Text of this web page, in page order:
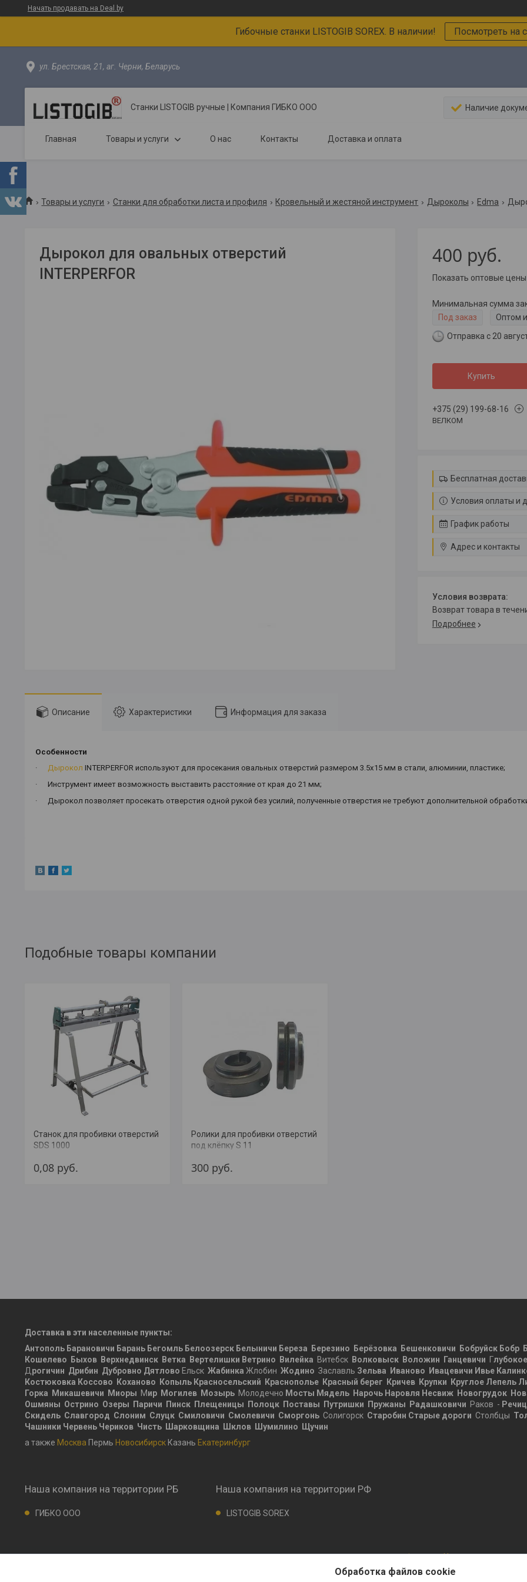
Начать продавать на Deal.by
Гибочные станки LISTOGIB SOREX. В наличии! Посмотреть на
ул. Брестская, 21, аг. Черни, Беларусь
Станки LISTOGIB ручные | Компания ГИБКО ООО Наличие
Главная Товары и услуги О нас Контакты Доставка и оплата
Товары и услуги Станки для обработки листа и профиля Кровельный и жестяной инструмент Дыроколы Edma
Дырокол для овальных отверстий
INTERPERFOR
400 руб.
Показать оптовые цены
Минимальная сумма
Под заказ
Оптом
Отправка с 20
Купить
+375 (29) 199-68-16
ВЕЛКОМ
Бесплатная
Условия оплаты и
График работы
Адрес и контакты
возврат товара в
Подробнее
Описание Характеристики Информация для заказа
Особенности
·
Дырокол INTERPERFOR используют для просекания овальных отверстий размером 3.5x15 мм в стали, алюминии, пластике;
·
Инструмент имеет возможность выставить расстояние от края до 21 мм;
·
Дырокол позволяет просекать отверстия одной рукой без усилий, полученные отверстия не требуют дополнительной
Подобные товары компании
Станок для пробивки отверстий
SDS 1000
0,08 руб.
Ролики для пробивки отверстий
под клёпку S 11
300 руб.
Доставка в эти населенные пункты:
Антополь Барановичи Барань Бегомль Белоозерск Белыничи Береза Березино Берёзовка Бешенковичи Бобруйск Бобр
Кошелево
Быхов Верхнедвинск Ветка Вертелишки Ветрино Вилейка Витебск Волковыск Воложин Ганцевичи Глубокое
Д рогичин Дрибин Дубровно Дятлово Ельск Жабинка Жлобин Жодино Заславль Зельва Иваново Ивацевичи Ивье
Костюковка Коссово Коханово Копыль Красносельский Краснополье Красный берег Кричев Крупки Круглое Лепель
Горка
Микашевичи Миоры Мир Могилев Мозырь Молодечно Мосты Мядель Нарочь Наровля Несвиж Новогрудок
Ошмяны Острино Озеры Паричи Пинск Плещеницы Полоцк Поставы Путришки Пружаны Радашковичи Раков -
Скидель Славгород Слоним Слуцк Смиловичи Смолевичи Сморгонь Солигорск Старобин Старые дороги Столбцы
Чашники Червень Чериков Чисть Шарковщина Шклов Шумилино
Щучин
а также Москва Пермь Новосибирск Казань Екатеринбург
Наша компания на территории РБ
ГИБКО ООО
Наша компания на территории РФ
LISTOGIB SOREX
Сайт создан на платформе Deal.by
Политика обработки файлов cookies
Обработка файлов cookie
Компания ГИБКО ООО |Пожаловаться на контент